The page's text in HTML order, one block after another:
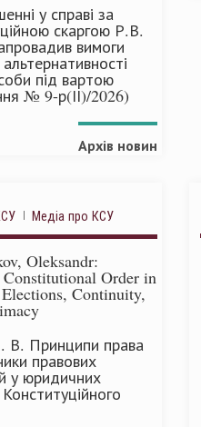
у справі за
скаргою Р.В.
вимоги
під вартою
№ 9-р(ІІ)/2026)
Архів новин
Медіа про КСУ
Oleksandr:
Constitutional Order in
Continuity,
В. Принципи права
правових
у юридичних